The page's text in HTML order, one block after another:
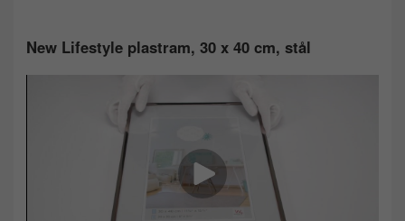
New Lifestyle plastram, 30 x 40 cm, stål